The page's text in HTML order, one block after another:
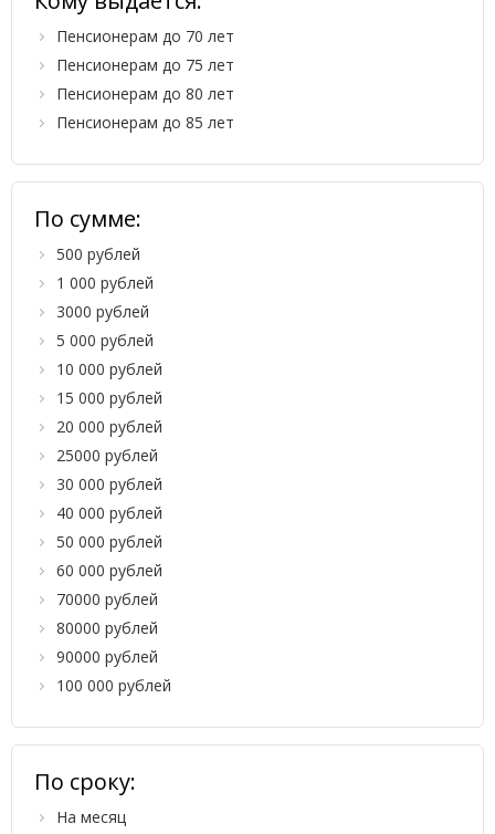
Пенсионерам до 70 лет
Пенсионерам до 75 лет
Пенсионерам до 80 лет
Пенсионерам до 85 лет
По сумме:
500 рублей
1 000 рублей
3000 рублей
5 000 рублей
10 000 рублей
15 000 рублей
20 000 рублей
25000 рублей
30 000 рублей
40 000 рублей
50 000 рублей
60 000 рублей
70000 рублей
80000 рублей
90000 рублей
100 000 рублей
По сроку:
На месяц